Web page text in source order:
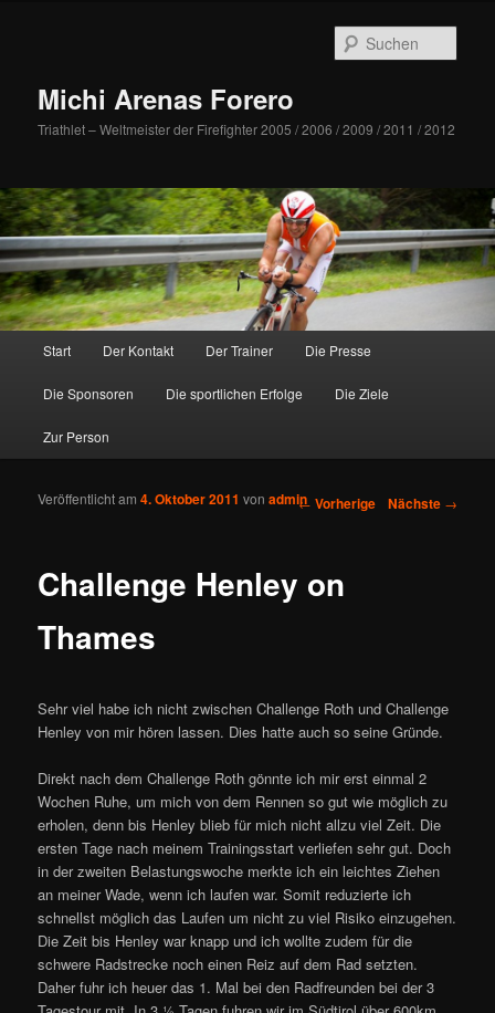
Michi Arenas Forero
Triathlet – Weltmeister der Firefighter 2005 / 2006 / 2009 / 2011 / 2012
Zum Inhalt wechseln
Zum sekundären Inhalt wechseln
Start Der Kontakt Der Trainer Die Presse
Die Sponsoren Die sportlichen Erfolge Die Ziele
Zur Person
Artikelnavigation
← Vorherige Nächste →
Challenge Henley on
Thames
Veröffentlicht am4. Oktober 2011 vonadmin
Sehr viel habe ich nicht zwischen Challenge Roth und Challenge
Henley von mir hören lassen. Dies hatte auch so seine Gründe.
Direkt nach dem Challenge Roth gönnte ich mir erst einmal 2
Wochen Ruhe, um mich von dem Rennen so gut wie möglich zu
erholen, denn bis Henley blieb für mich nicht allzu viel Zeit. Die
ersten Tage nach meinem Trainingsstart verliefen sehr gut. Doch
in der zweiten Belastungswoche merkte ich ein leichtes Ziehen
an meiner Wade, wenn ich laufen war. Somit reduzierte ich
schnellst möglich das Laufen um nicht zu viel Risiko einzugehen.
Die Zeit bis Henley war knapp und ich wollte zudem für die
schwere Radstrecke noch einen Reiz auf dem Rad setzten.
Daher fuhr ich heuer das 1. Mal bei den Radfreunden bei der 3